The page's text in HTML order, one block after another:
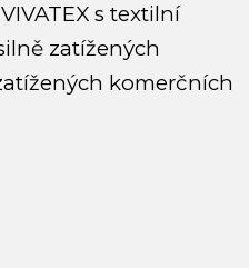
s textilní
zatížených
komerčních